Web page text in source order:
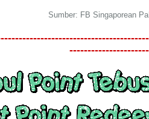
Sumber: FB Singaporean